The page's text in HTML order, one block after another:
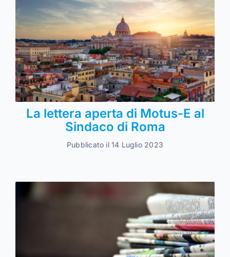
La lettera aperta di Motus-E al
Sindaco di Roma
Pubblicato il 14 Luglio 2023